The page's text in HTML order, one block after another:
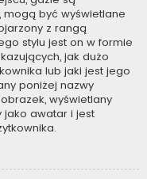
mogą być wyświetlane
z rangą
stylu jest on w formie
jak dużo
lub jaki jest jego
poniżej nazwy
wyświetlany
jako awatar i jest